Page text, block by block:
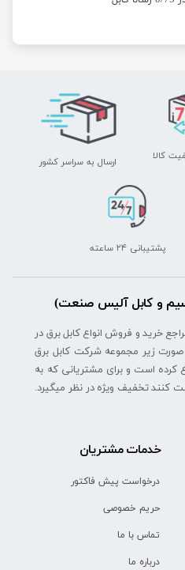
سیم و کابل آلیس صنعت)
خرید و فروش انواع کابل برق در
زیر مجموعه شرکت کابل برق
کرده است و برای مشتریانی که به
تخفیف ویژه در نظر میگیرد.
ارسال به سراسر کشور
پشتیبانی ۲۴ ساعته
کالا
خدمات مشتریان
درخواست پیش فاکتور
حریم خصوصی
تماس با ما
درباره ما